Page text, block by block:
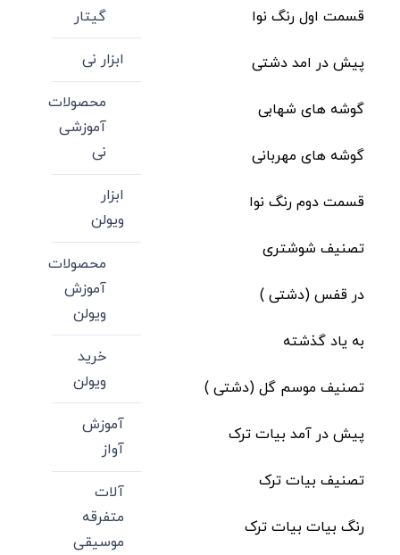
قسمت اول رنگ نوا
پیش در امد دشتی
گوشه های شهابی
گوشه های مهربانی
قسمت دوم رنگ نوا
تصنیف شوشتری
در قفس (دشتی )
به یاد گذشته
تصنیف موسم گل (دشتی )
پیش در آمد بیات ترک
تصنیف بیات ترک
رنگ بیات بیات ترک
گیتار
ابزار نی
محصولات
آموزشی
نی
ابزار
ویولن
محصولات
آموزش
ویولن
خرید
ویولن
آموزش
آواز
آلات
متفرقه
موسیقی